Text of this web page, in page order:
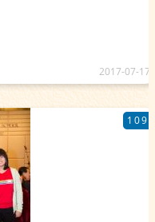
2017-07-17
109